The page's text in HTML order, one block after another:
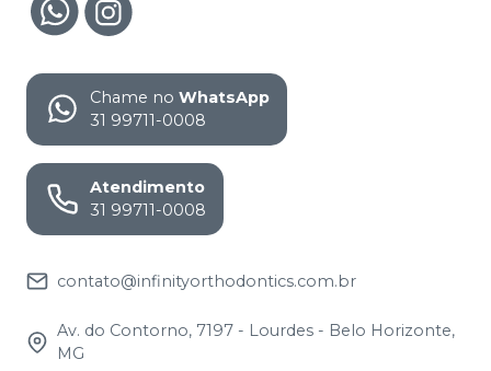
Chame no WhatsApp
31 99711-0008
Atendimento
31 99711-0008
contato@infinityorthodontics.com.br
Av. do Contorno, 7197 - Lourdes - Belo Horizonte,
MG